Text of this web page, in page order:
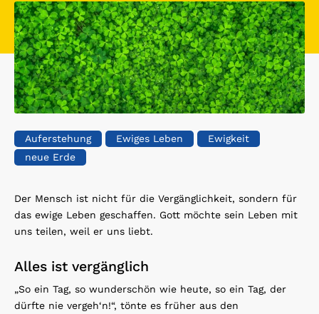
Auferstehung Ewiges Leben
Ewigkeit
neue Erde
Der Mensch ist nicht für die Vergänglichkeit, sondern für
das ewige Leben geschaffen. Gott möchte sein Leben mit
uns teilen, weil er uns liebt.
Alles ist vergänglich
„So ein Tag, so wunderschön wie heute, so ein Tag, der
dürfte nie vergeh‘n!“, tönte es früher aus den